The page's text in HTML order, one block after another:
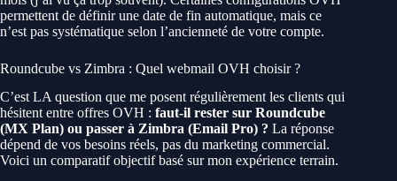
permettent de définir une date de fin automatique, mais ce
n’est pas systématique selon l’ancienneté de votre compte.
Roundcube vs Zimbra : Quel webmail OVH choisir ?
C’est LA question que me posent régulièrement les clients qui
hésitent entre offres OVH : faut-il rester sur Roundcube
(MX Plan) ou passer à Zimbra (Email Pro) ? La réponse
dépend de vos besoins réels, pas du marketing commercial.
Voici un comparatif objectif basé sur mon expérience terrain.